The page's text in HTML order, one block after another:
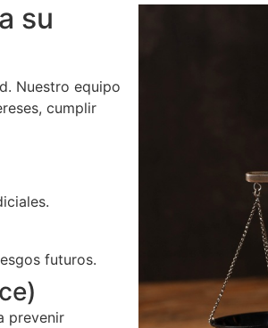
su
Nuestro equipo
cumplir
futuros.
prevenir